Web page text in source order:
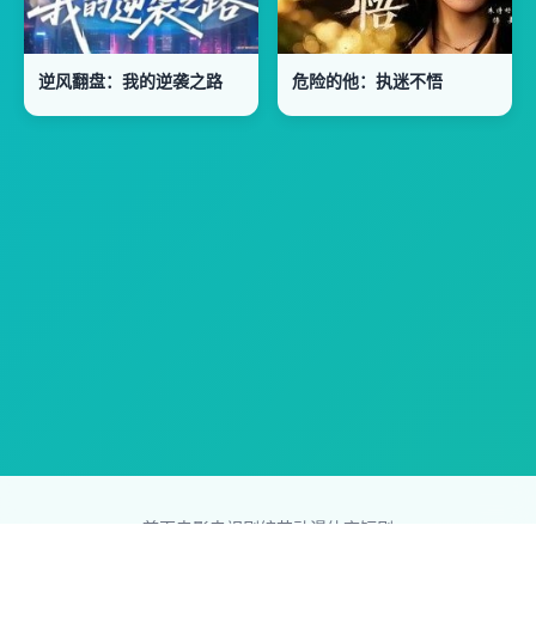
逆风翻盘：我的逆袭之路 危险的他：执迷不悟
首页电影电视剧综艺动漫体育短剧